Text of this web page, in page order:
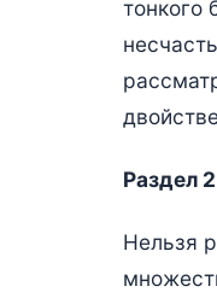
тонкого
Раздел
Нельзя